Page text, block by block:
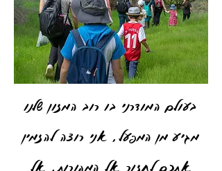
בעולם המודרני בו רוב המזון שלנו
מגיע מן המפעל, אני רוצה להזמין